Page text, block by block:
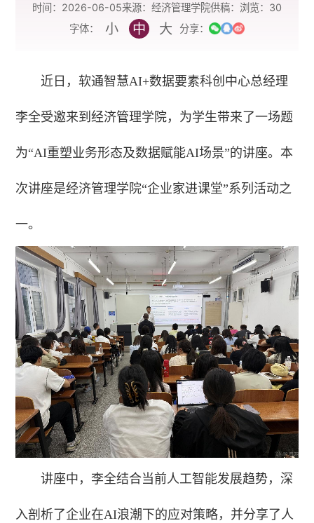
时间：2026-06-05来源：经济管理学院供稿： 浏览： 30
字体：
小 中 大 分享：
近日，软通智慧AI+数据要素科创中心总经理
李全受邀来到经济管理学院，为学生带来了一场题
为“AI重塑业务形态及数据赋能AI场景”的讲座。本
次讲座是经济管理学院“企业家进课堂”系列活动之
一。
讲座中，李全结合当前人工智能发展趋势，深
入剖析了企业在AI浪潮下的应对策略，并分享了人